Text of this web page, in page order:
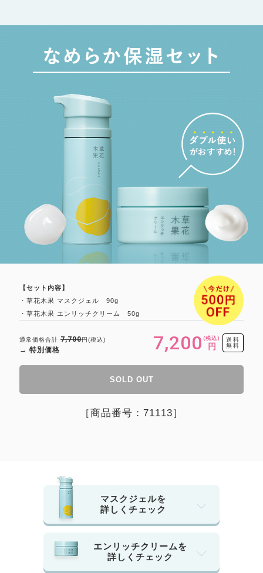
【セット内容】
・草花木果 マスクジェル 90g
・草花木果 エンリッチクリーム 50g
通常価格合計7,700円(税込)
→ 特別価格 7,200円
(税込)
送料
無料
SOLD OUT
［商品番号：71113］
マスクジェルを
詳しくチェック
エンリッチクリームを
詳しくチェック